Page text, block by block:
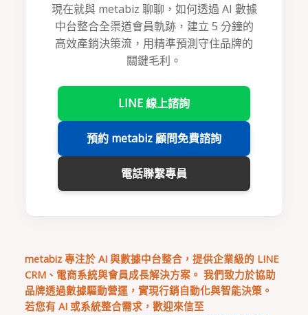
現在就與 metabiz 聊聊，如何透過 AI 數據
中台整合全渠道會員軌跡，建立 5 分鐘的
高效產銷決策流，用精準預測守住品牌的
關鍵毛利。
LINE 線上諮詢
預約 metabiz 顧問免費諮詢
電話聯繫專員
metabiz 專注於 AI 與數據中台整合，提供企業級的 LINE
CRM、電商系統與會員成長解決方案。 我們致力於協助
品牌透過數據驅動營運，實現行銷自動化與智能決策。
若您有 AI 或系統整合需求，歡迎來信至